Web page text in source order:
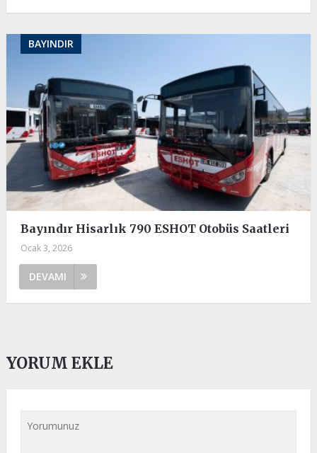
BAYINDIR
Bayındır Hisarlık 790 ESHOT Otobüs Saatleri
Ocak 3, 2026
DEVAMI
YORUM EKLE